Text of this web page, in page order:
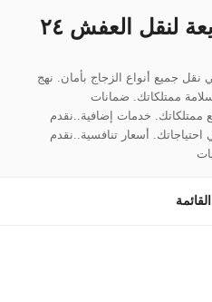
شركة الانجاز السريعة لنقل العفش ٢٤
جميع أنواع الزجاج بأمان. نهج
ممتلكاتك. ضمانات
ممتلكاتك. خدمات إضافية..نقدم
أسعار تنافسية..نقدم
القائمة